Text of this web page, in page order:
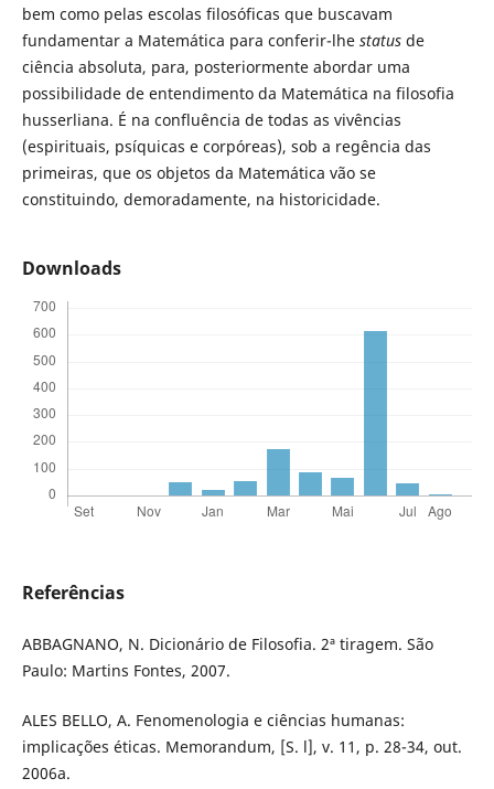
bem como pelas escolas filosóficas que buscavam
fundamentar a Matemática para conferir-lhe status de
ciência absoluta, para, posteriormente abordar uma
possibilidade de entendimento da Matemática na filosofia
husserliana. É na confluência de todas as vivências
(espirituais, psíquicas e corpóreas), sob a regência das
primeiras, que os objetos da Matemática vão se
constituindo, demoradamente, na historicidade.
Downloads
Referências
ABBAGNANO, N. Dicionário de Filosofia. 2ª tiragem. São
Paulo: Martins Fontes, 2007.
ALES BELLO, A. Fenomenologia e ciências humanas:
implicações éticas. Memorandum, [S. l], v. 11, p. 28-34, out.
2006a.